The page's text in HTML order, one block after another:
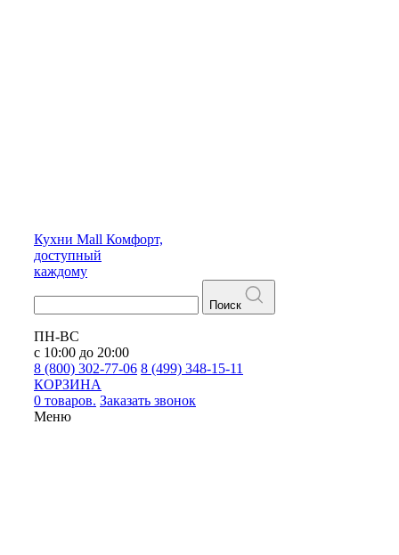
Кухни Mall Комфорт,
доступный
каждому
Поиск
ПН-ВС
с 10:00 до 20:00
8 (800) 302-77-06 8 (499) 348-15-11
КОРЗИНА
0 товаров. Заказать звонок
Меню